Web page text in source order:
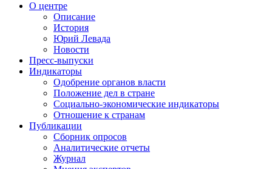
О центре
Описание
История
Юрий Левада
Новости
Пресс-выпуски
Индикаторы
Одобрение органов власти
Положение дел в стране
Социально-экономические индикаторы
Отношение к странам
Публикации
Сборник опросов
Аналитические отчеты
Журнал